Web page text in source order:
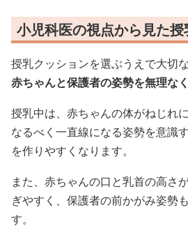
小児科医の視点から見た
授乳クッションを選ぶうえで大切な
赤ちゃんと保護者の姿勢を無理な
授乳中は、赤ちゃんの体がねじれ
なるべく一直線になる姿勢を意識
を作りやすくなります。
また、赤ちゃんの口と乳首の高さ
ぎやすく、保護者の前かがみ姿勢
す。